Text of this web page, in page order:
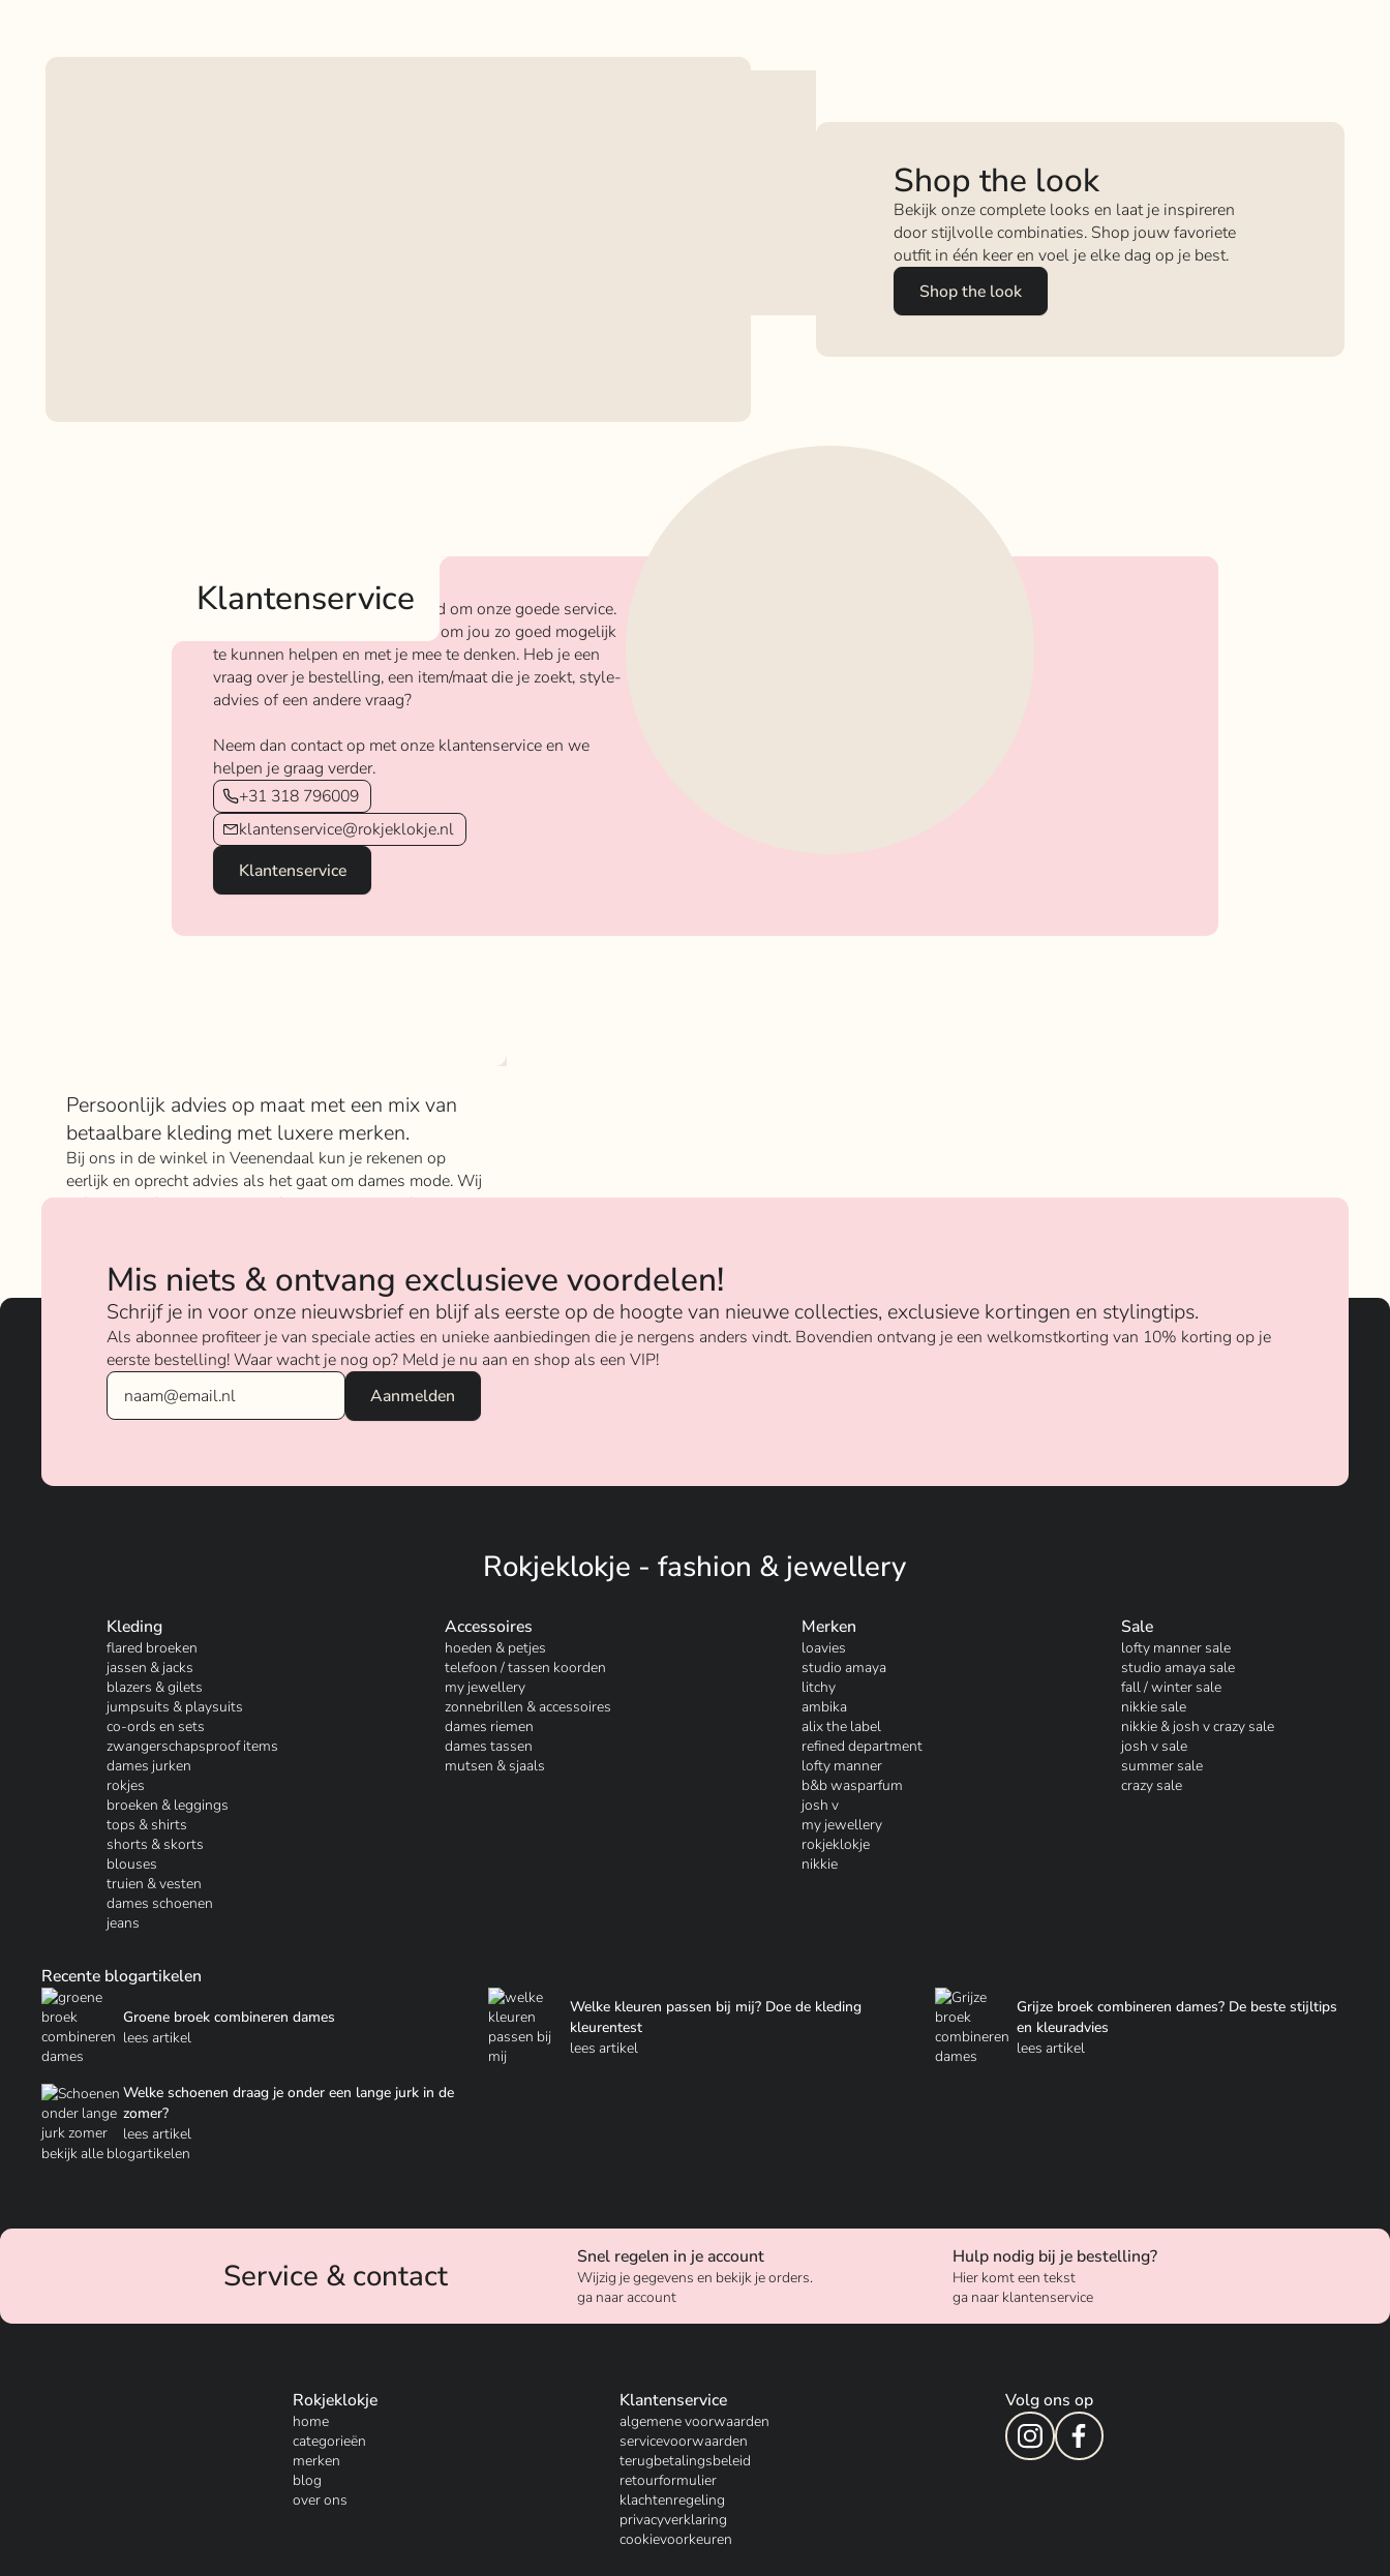
Shop the look
Bekijk onze complete looks en laat je inspireren
door stijlvolle combinaties. Shop jouw favoriete
outfit in één keer en voel je elke dag op je best.
Shop the look
Klantenservice
Bij Rokjeklokje staan we bekend om onze goede service.
We vinden het super belangrijk om jou zo goed mogelijk
te kunnen helpen en met je mee te denken. Heb je een
vraag over je bestelling, een item/maat die je zoekt, style-
advies of een andere vraag?
Neem dan contact op met onze klantenservice en we
helpen je graag verder.
+31 318 796009
klantenservice@rokjeklokje.nl
Klantenservice
Over Rokje Klokje
Persoonlijk advies op maat met een mix van
betaalbare kleding met luxere merken.
Bij ons in de winkel in Veenendaal kun je rekenen op
eerlijk en oprecht advies als het gaat om dames mode. Wij
geloven sterk in ons concept; het mixen en matchen van
Over ons
Mis niets & ontvang exclusieve voordelen!
Schrijf je in voor onze nieuwsbrief en blijf als eerste op de hoogte van nieuwe collecties, exclusieve kortingen en stylingtips.
Als abonnee profiteer je van speciale acties en unieke aanbiedingen die je nergens anders vindt. Bovendien ontvang je een welkomstkorting van 10% korting op je
eerste bestelling! Waar wacht je nog op? Meld je nu aan en shop als een VIP!
Rokjeklokje - fashion & jewellery
Kleding
flared broeken
jassen & jacks
blazers & gilets
jumpsuits & playsuits
co-ords en sets
zwangerschapsproof items
dames jurken
rokjes
broeken & leggings
tops & shirts
shorts & skorts
blouses
truien & vesten
dames schoenen
jeans
Accessoires
hoeden & petjes
telefoon / tassen koorden
my jewellery
zonnebrillen & accessoires
dames riemen
dames tassen
mutsen & sjaals
Merken
loavies
studio amaya
litchy
ambika
alix the label
refined department
lofty manner
b&b wasparfum
josh v
my jewellery
rokjeklokje
nikkie
Sale
lofty manner sale
studio amaya sale
fall / winter sale
nikkie sale
nikkie & josh v crazy sale
josh v sale
summer sale
crazy sale
Recente blogartikelen
Groene broek combineren dames
lees artikel
Welke kleuren passen bij mij? Doe de kleding
kleurentest
lees artikel
Grijze broek combineren dames? De beste stijltips
en kleuradvies
lees artikel
Welke schoenen draag je onder een lange jurk in de
zomer?
lees artikel
bekijk alle blogartikelen
Service & contact Snel regelen in je account
Wijzig je gegevens en bekijk je orders.
ga naar account
Hulp nodig bij je bestelling?
Hier komt een tekst
ga naar klantenservice
Rokjeklokje
home
categorieën
merken
blog
over ons
Klantenservice
algemene voorwaarden
servicevoorwaarden
terugbetalingsbeleid
retourformulier
klachtenregeling
privacyverklaring
cookievoorkeuren
Volg ons op